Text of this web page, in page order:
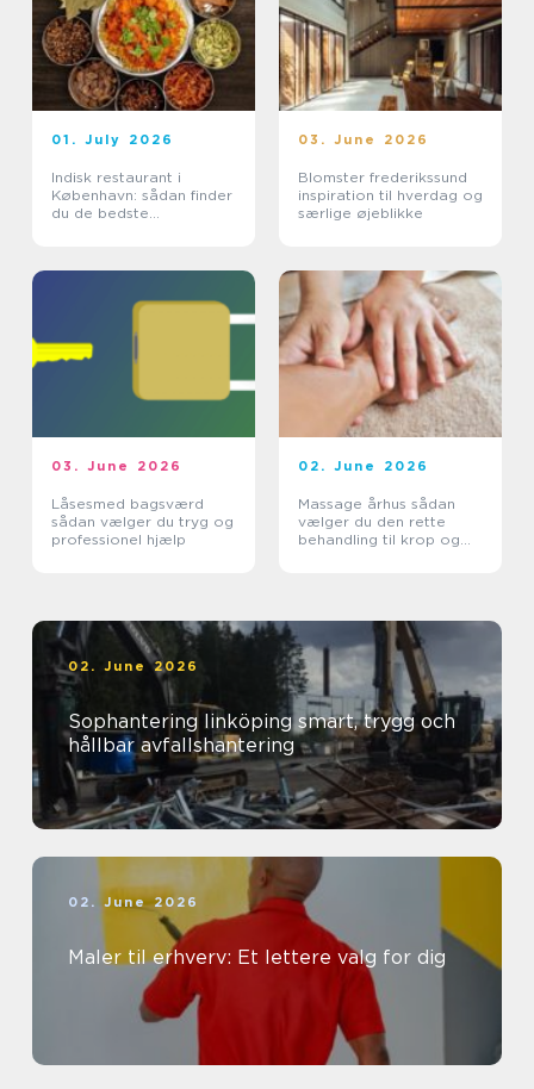
01. July 2026
Indisk restaurant i
København: sådan finder
du de bedste
03. June 2026
Blomster frederikssund
inspiration til hverdag og
særlige øjeblikke
03. June 2026
Låsesmed bagsværd
sådan vælger du tryg og
professionel hjælp
02. June 2026
Massage århus sådan
vælger du den rette
behandling til krop og
02. June 2026
Sophantering linköping smart, trygg och
hållbar avfallshantering
02. June 2026
Maler til erhverv: Et lettere valg for dig